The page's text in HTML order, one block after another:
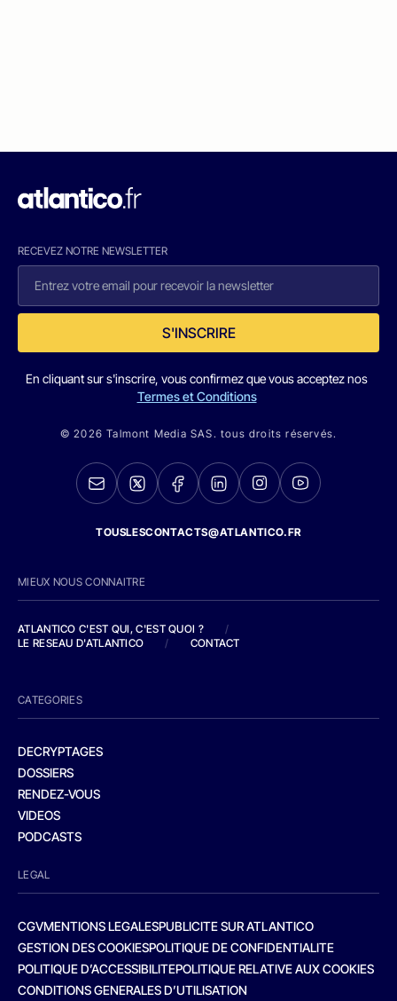
RECEVEZ NOTRE NEWSLETTER
S'INSCRIRE
En cliquant sur s'inscrire, vous confirmez que vous acceptez nos
Termes et Conditions
© 2026 Talmont Media SAS. tous droits réservés.
TOUSLESCONTACTS@ATLANTICO.FR
MIEUX NOUS CONNAITRE
ATLANTICO C'EST QUI, C'EST QUOI ?
/
LE RESEAU D'ATLANTICO
/ CONTACT
CATEGORIES
DECRYPTAGES
DOSSIERS
RENDEZ-VOUS
VIDEOS
PODCASTS
LEGAL
CGVMENTIONS LEGALESPUBLICITE SUR ATLANTICO
GESTION DES COOKIESPOLITIQUE DE CONFIDENTIALITE
POLITIQUE D’ACCESSIBILITEPOLITIQUE RELATIVE AUX COOKIES
CONDITIONS GENERALES D’UTILISATION